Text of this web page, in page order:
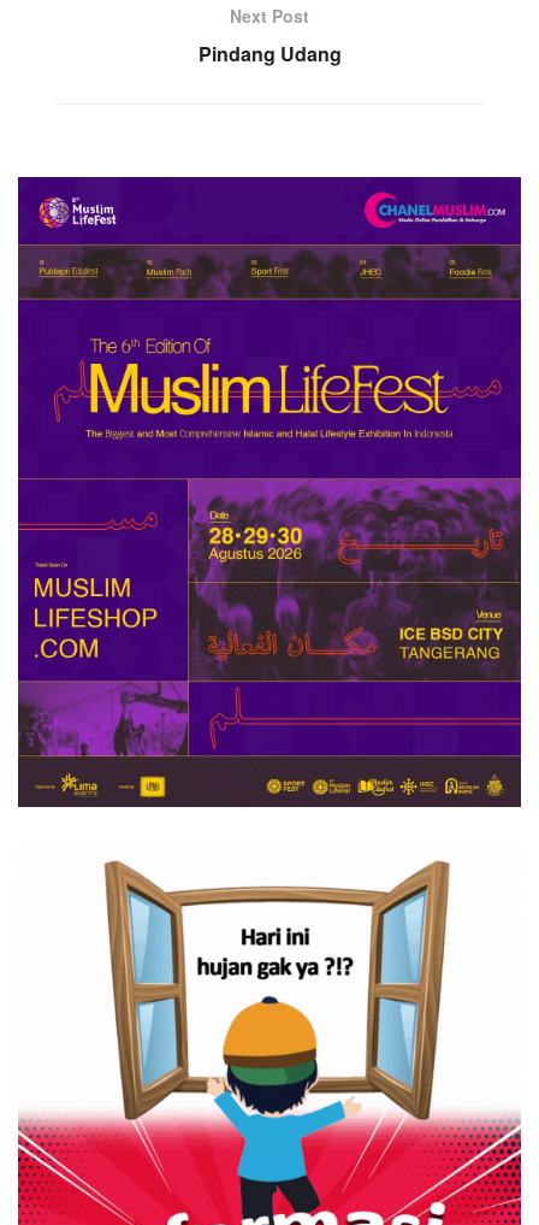
Next Post
Pindang Udang